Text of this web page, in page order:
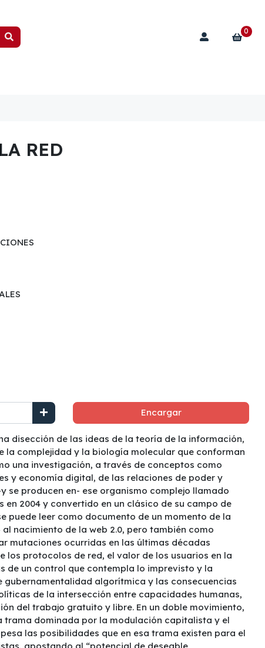
0
RED
Encargar
disección de las ideas de la teoría de la información,
la complejidad y la biología molecular que conforman
una investigación, a través de conceptos como
y economía digital, de las relaciones de poder y
se producen en- ese organismo complejo llamado
en 2004 y convertido en un clásico de su campo de
puede leer como documento de un momento de la
nacimiento de la web 2.0, pero también como
mutaciones ocurridas en las últimas décadas
los protocolos de red, el valor de los usuarios en la
de un control que contempla lo imprevisto y la
gubernamentalidad algorítmica y las consecuencias
de la intersección entre capacidades humanas,
del trabajo gratuito y libre. En un doble movimiento,
trama dominada por la modulación capitalista y el
las posibilidades que en esa trama existen para el